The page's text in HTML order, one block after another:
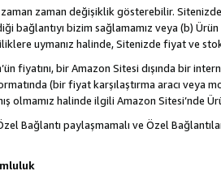
zaman değişiklik gösterebilir.
bağlantıyı bizim sağlamamız veya (b)
uymanız halinde, Sitenizde fiyat ve
fiyatını, bir Amazon Sitesi dışında bir
(bir fiyat karşılaştırma aracı veya
olmamız halinde ilgili Amazon Sitesi’nde
Bağlantı paylaşmamalı ve Özel